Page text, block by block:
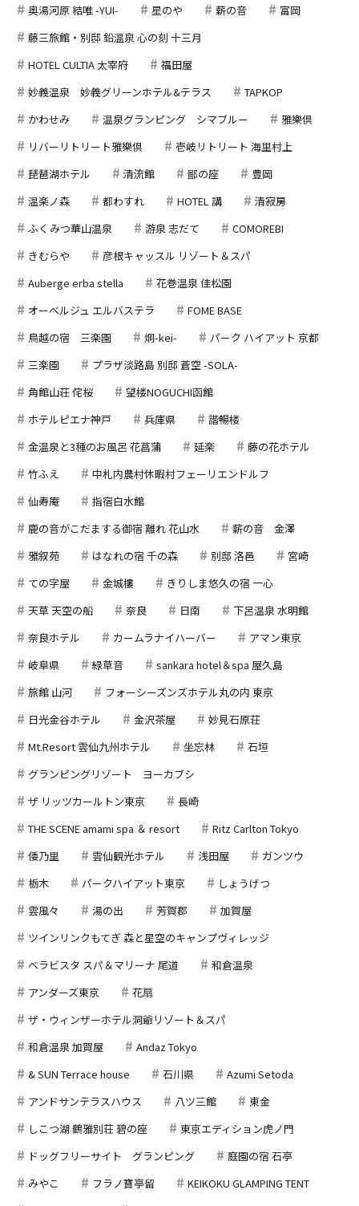
奥湯河原 結唯 -YUI-
星のや 薪の音
富岡
藤三旅館・別邸 鉛温泉 心の刻 十三月
HOTEL CULTIA 太宰府
福田屋
妙義温泉 妙義グリーンホテル&テラス
TAPKOP
かわせみ
温泉グランピング シマブルー
雅樂倶
リバーリトリート雅樂倶
壱岐リトリート 海里村上
琵琶湖ホテル
清流館 鄙の座
豊岡
温楽ノ森
都わすれ HOTEL 講
清寂房
ふくみつ華山温泉
游泉 志だて
COMOREBI
きむらや
彦根キャッスル リゾート＆スパ
Auberge erba stella
花巻温泉 佳松園
オーベルジュ エルバステラ
FOME BASE
鳥越の宿 三楽園
炯-kei-
パーク ハイアット 京都
三楽園
プラザ淡路島 別邸 蒼空 -SOLA-
角館山荘 侘桜
望楼NOGUCHI函館
ホテルピエナ神戸
兵庫県
諧暢楼
金温泉と3種のお風呂 花菖蒲
延楽
藤の花ホテル
竹ふえ
中札内農村休暇村フェーリエンドルフ
仙寿庵
指宿白水館
鹿の音がこだまする御宿 離れ 花山水
薪の音 金澤
雅叙苑
はなれの宿 千の森 別邸 洛邑
宮崎
ての字屋
金城樓
きりしま悠久の宿 一心
天草 天空の船
奈良 日南
下呂温泉 水明館
奈良ホテル
カームラナイハーバー
アマン東京
岐阜県
緑草音
sankara hotel＆spa 屋久島
旅館 山河
フォーシーズンズホテル丸の内 東京
日光金谷ホテル
金沢茶屋
妙見石原荘
Mt.Resort 雲仙九州ホテル
坐忘林
石垣
グランピングリゾート ヨーカブシ
ザ リッツカールトン東京
長崎
THE SCENE amami spa ＆ resort
Ritz Carlton Tokyo
倭乃里
雲仙観光ホテル 浅田屋
ガンツウ
栃木
パークハイアット東京
しょうげつ
雲風々
湯の出 芳賀郡
加賀屋
ツインリンクもてぎ 森と星空のキャンプヴィレッジ
ベラビスタ スパ＆マリーナ 尾道
和倉温泉
アンダーズ東京
花扇
ザ・ウィンザーホテル洞爺リゾート＆スパ
和倉温泉 加賀屋
Andaz Tokyo
& SUN Terrace house
石川県
Azumi Setoda
アンドサンテラスハウス
八ツ三館
東金
しこつ湖 鶴雅別荘 碧の座
東京エディション虎ノ門
ドッグフリーサイト グランピング
庭園の宿 石亭
みやこ
フラノ寶亭留
KEIKOKU GLAMPING TENT